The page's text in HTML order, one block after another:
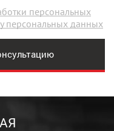
персональных
персональных данных